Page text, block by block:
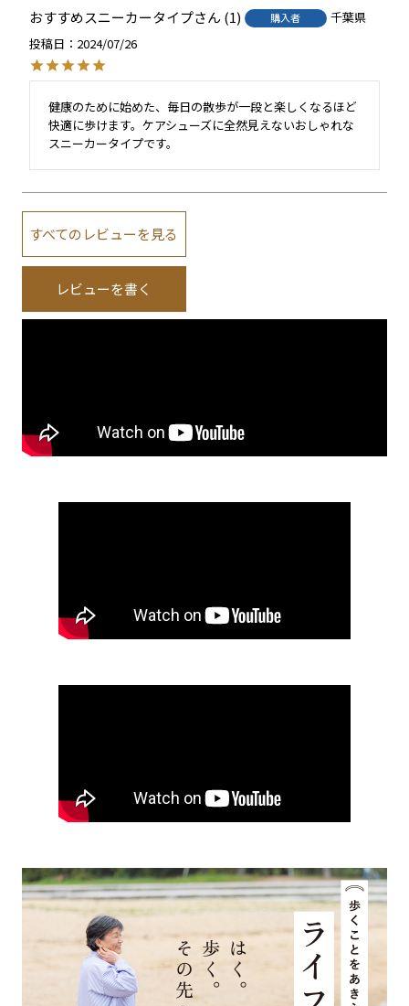
おすすめスニーカータイプ 1 購入者
千葉県
投稿日
2024/07/26
健康のために始めた、毎日の散歩が一段と楽しくなるほど
快適に歩けます。ケアシューズに全然見えないおしゃれな
すべてのレビューを見る
レビューを書く